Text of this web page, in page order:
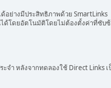
อย่างมีประสิทธิภาพด้วย SmartLinks
ได้โดยอัตโนมัติโดยไม่ต้องตั้งค่าที่ซับ
จำ หลังจากทดลองใช้ Direct Links เ